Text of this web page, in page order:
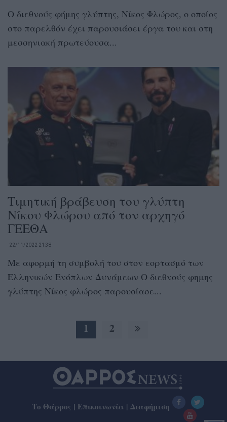
Ο διεθνούς φήμης γλύπτης, Νίκος Φλώρος, ο οποίος
στο παρελθόν έχει παρουσιάσει έργα του και στη
μεσσηνιακή πρωτεύουσα...
Τιμητική βράβευση του γλύπτη
Νίκου Φλώρου από τον αρχηγό
ΓΕΕΘΑ
22/11/2022 21:38
Με αφορμή τη συμβολή του στον εορτασμό των
Ελληνικών Ενόπλων Δυνάμεων Ο διεθνούς φημης
γλύπτης Νίκος φλώρος παρουσίασε...
1 2
Το Θάρρος | Επικοινωνία | Διαφήμιση